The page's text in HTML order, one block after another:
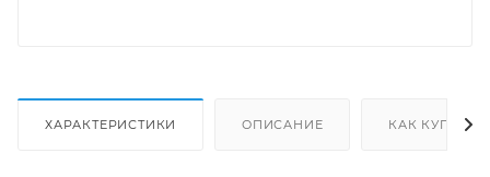
ХАРАКТЕРИСТИКИ ОПИСАНИЕ КАК КУПИТЬ